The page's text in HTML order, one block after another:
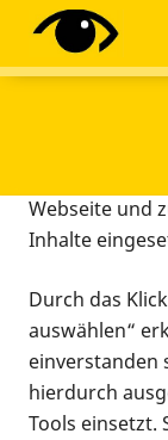
Diese
Tracking-
Webseite und
Inhalte
Durch das
auswählen“
einverstanden
hierdurch
Tools einsetzt.